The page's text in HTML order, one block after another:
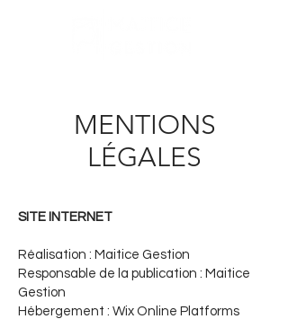
MENTIONS
LÉGALES
SITE INTERNET
Réalisation : Maitice Gestion
Responsable de la publication : Maitice
Gestion
Hébergement : Wix Online Platforms